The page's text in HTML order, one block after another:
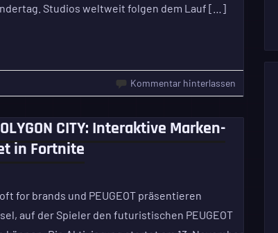
Studios weltweit folgen dem Lauf […]
Kommentar hinterlassen
CITY: Interaktive Marken-
in Fortnite
for brands und PEUGEOT präsentieren
auf der Spieler den futuristischen PEUGEOT